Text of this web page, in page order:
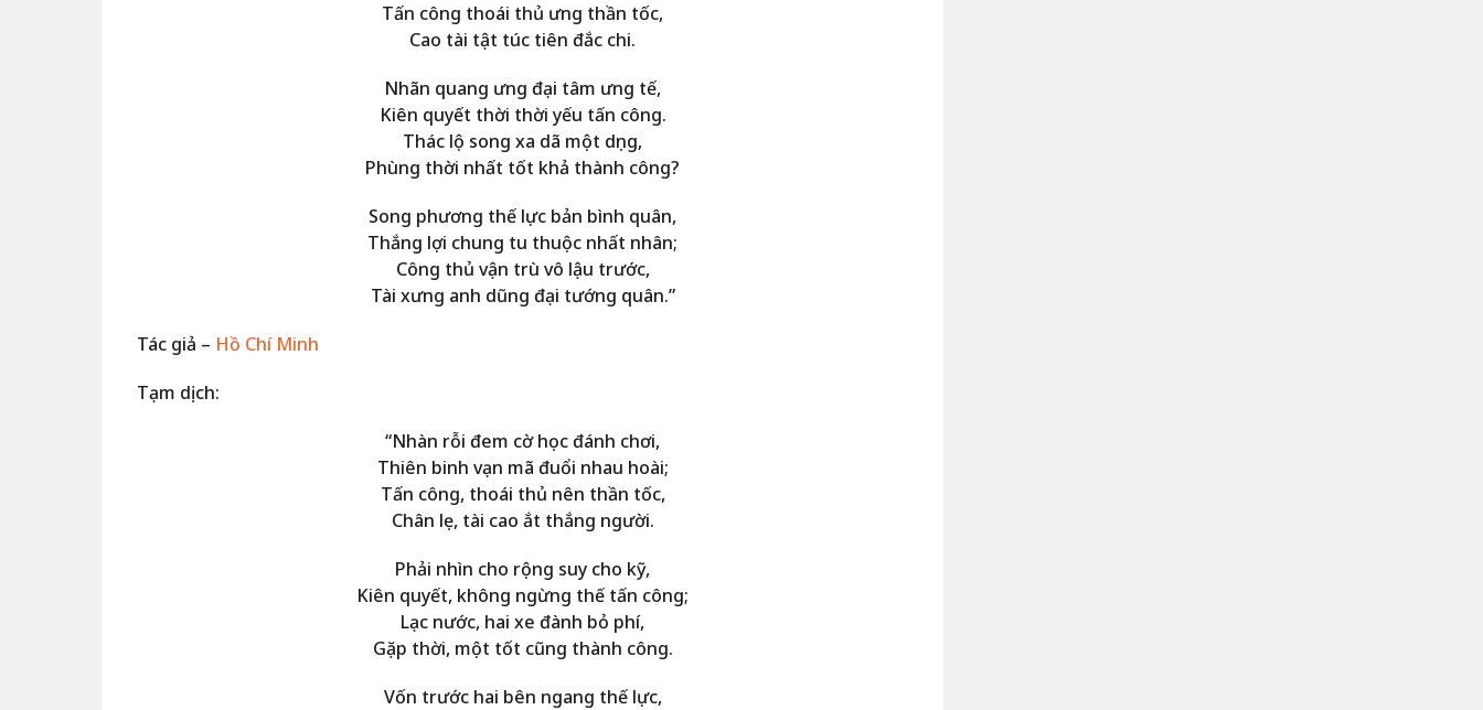
Tấn công thoái thủ ưng thần tốc,
Cao tài tật túc tiên đắc chi.
Nhãn quang ưng đại tâm ưng tế,
Kiên quyết thời thời yếu tấn công.
Thác lộ song xa dã một dụng,
Phùng thời nhất tốt khả thành công?
Song phương thế lực bản bình quân,
Thắng lợi chung tu thuộc nhất nhân;
Công thủ vận trù vô lậu trước,
Tài xưng anh dũng đại tướng quân.”
Tác giả – Hồ Chí Minh
Tạm dịch:
“Nhàn rỗi đem cờ học đánh chơi,
Thiên binh vạn mã đuổi nhau hoài;
Tấn công, thoái thủ nên thần tốc,
Chân lẹ, tài cao ắt thắng người.
Phải nhìn cho rộng suy cho kỹ,
Kiên quyết, không ngừng thế tấn công;
Lạc nước, hai xe đành bỏ phí,
Gặp thời, một tốt cũng thành công.
Vốn trước hai bên ngang thế lực,